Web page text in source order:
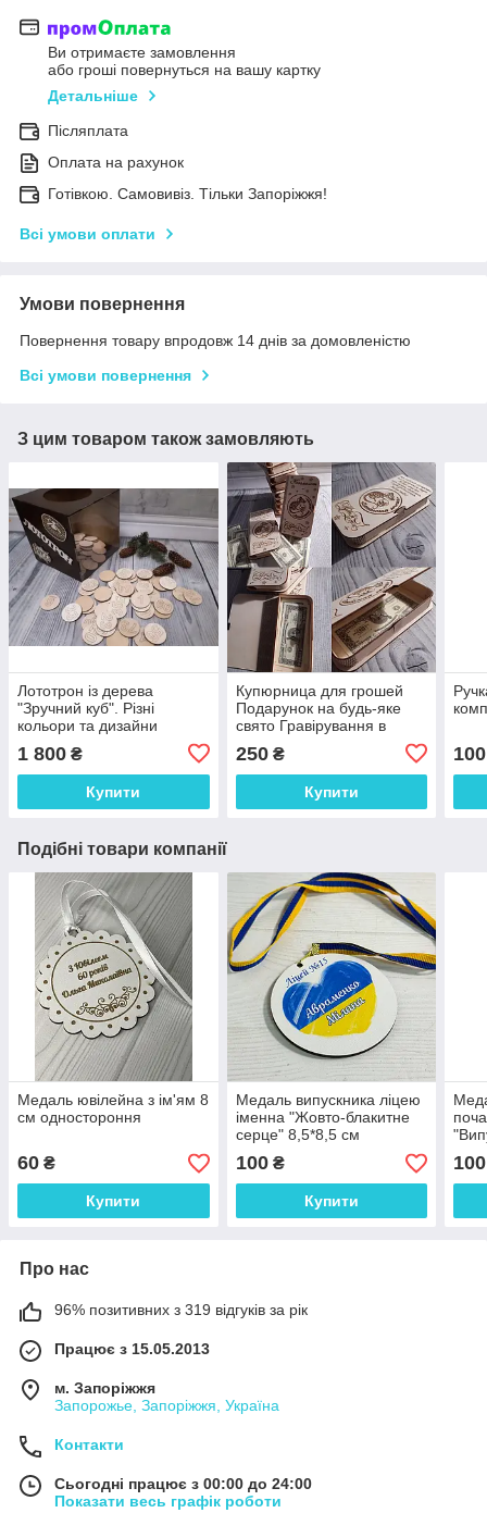
Ви отримаєте замовлення
або гроші повернуться на вашу картку
Детальніше
Післяплата
Оплата на рахунок
Готівкою. Самовивіз. Тільки Запоріжжя!
Всі умови оплати
Умови повернення
Повернення товару впродовж 14 днів за домовленістю
Всі умови повернення
З цим товаром також замовляють
Лототрон із дерева
"Зручний куб". Різні
кольори та дизайни
1 800 ₴
Купити
Купюрница для грошей
Подарунок на будь-яке
свято Гравірування в
подарунок Розмір: 18*9 см
250₴
Купити
100
Подібні товари компанії
Медаль ювілейна з ім'ям 8
см одностороння
60 ₴
Купити
Медаль випускника ліцею
іменна "Жовто-блакитне
серце" 8,5*8,5 см
одностороння з лентою
100₴
Купити
100
Про нас
96% позитивних з 319 відгуків за рік
Працює з 15.05.2013
м. Запоріжжя
Запорожье, Запоріжжя, Україна
Контакти
Сьогодні працює з 00:00 до 24:00
Показати весь графік роботи